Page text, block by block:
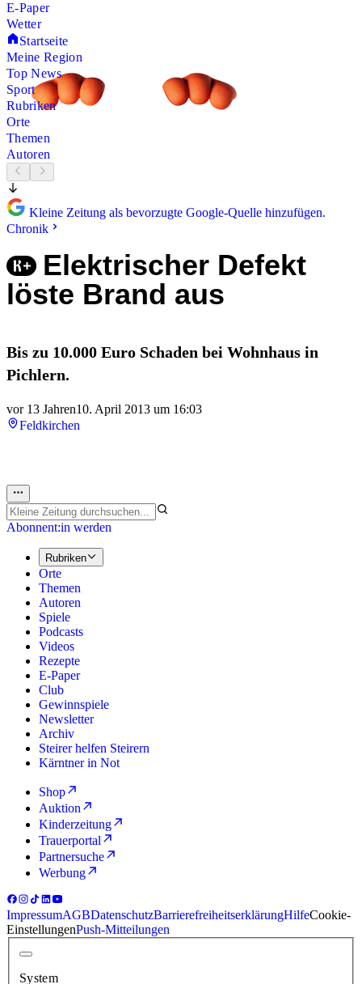
E-Paper
Wetter
Startseite
Meine Region
Top News
Sport
Rubriken
Orte
Themen
Autoren
Kleine Zeitung als bevorzugte Google-Quelle hinzufügen.
Chronik
Elektrischer Defekt
löste Brand aus
Bis zu 10.000 Euro Schaden bei Wohnhaus in
Pichlern.
vor 13 Jahren10. April 2013 um 16:03
Feldkirchen
Abonnent:in werden
Rubriken
Orte
Themen
Autoren
Spiele
Podcasts
Videos
Rezepte
E-Paper
Club
Gewinnspiele
Newsletter
Archiv
Steirer helfen Steirern
Kärntner in Not
Shop
Auktion
Kinderzeitung
Trauerportal
Partnersuche
Werbung
ImpressumAGBDatenschutzBarrierefreiheitserklärungHilfeCookie-
EinstellungenPush-Mitteilungen
System